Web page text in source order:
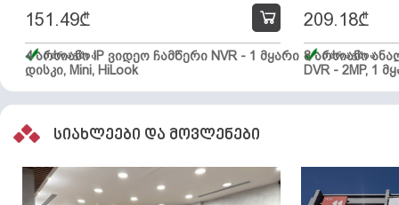
4 არხიანი IP ვიდეო ჩამწერი NVR - 1 მყარი
დისკი, Mini, HiLook
151.49₾
მარაგშია
8 არხიანი
DVR - 2MP, 1
209.18₾
მარაგშია
სიახლეები და მოვლენები